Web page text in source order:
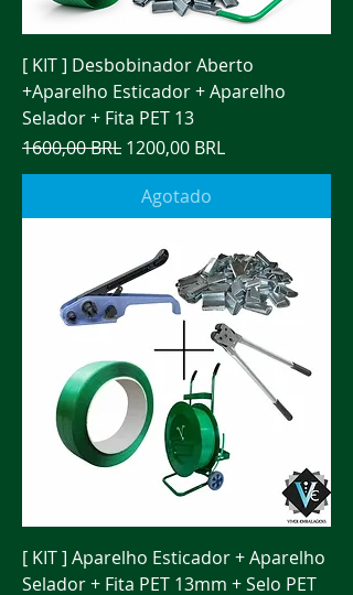
[ KIT ] Desbobinador Aberto
+Aparelho Esticador + Aparelho
Selador + Fita PET 13
Precio
1600,00 BRL Precio de oferta
1200,00 BRL
Agotado
[ KIT ] Aparelho Esticador + Aparelho
Selador + Fita PET 13mm + Selo PET